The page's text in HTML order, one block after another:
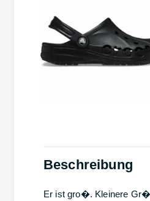
Beschreibung
Er ist gro�. Kleinere